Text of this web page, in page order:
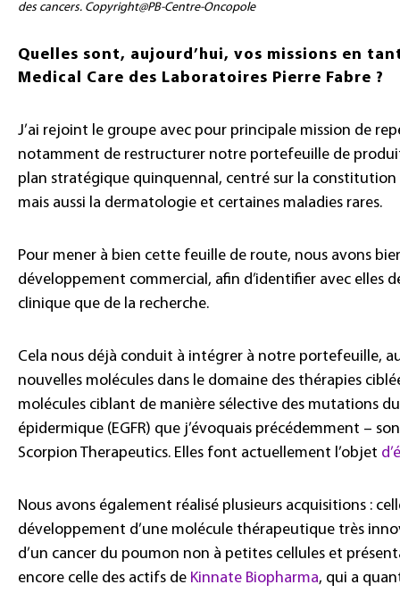
des cancers. Copyright@PB-Centre-Oncopole
Quelles sont, aujourd’hui, vos missions en
Medical Care des Laboratoires Pierre Fabre ?
J’ai rejoint le groupe avec pour principale mission de
notamment de restructurer notre portefeuille de
plan stratégique quinquennal, centré sur la
mais aussi la dermatologie et certaines maladies rares.
Pour mener à bien cette feuille de route, nous avons
développement commercial, afin d’identifier avec elles
clinique que de la recherche.
Cela nous déjà conduit à intégrer à notre portefeuille,
nouvelles molécules dans le domaine des thérapies
molécules ciblant de manière sélective des mutations
épidermique (EGFR) que j’évoquais précédemment –
Scorpion Therapeutics. Elles font actuellement l’objet
Nous avons également réalisé plusieurs acquisitions :
développement d’une molécule thérapeutique très
d’un cancer du poumon non à petites cellules et
encore celle des actifs de Kinnate Biopharma, qui a